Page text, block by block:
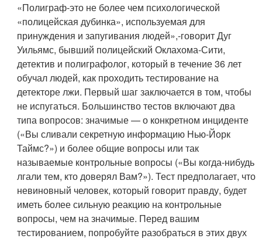
«Полиграф-это не более чем психологической
«полицейская дубинка», используемая для
принуждения и запугивания людей»,-говорит Дуг
Уильямс, бывший полицейский Оклахома-Сити,
детектив и полиграфолог, который в течение 36 лет
обучал людей, как проходить тестирование на
детекторе лжи. Первый шаг заключается в том, чтобы
не испугаться. Большинство тестов включают два
типа вопросов: значимые — о конкретном инциденте
(«Вы сливали секретную информацию Нью-Йорк
Таймс?») и более общие вопросы или так
называемые контрольные вопросы («Вы когда-нибудь
лгали тем, кто доверял Вам?»). Тест предполагает, что
невиновный человек, который говорит правду, будет
иметь более сильную реакцию на контрольные
вопросы, чем на значимые. Перед вашим
тестированием, попробуйте разобраться в этих двух